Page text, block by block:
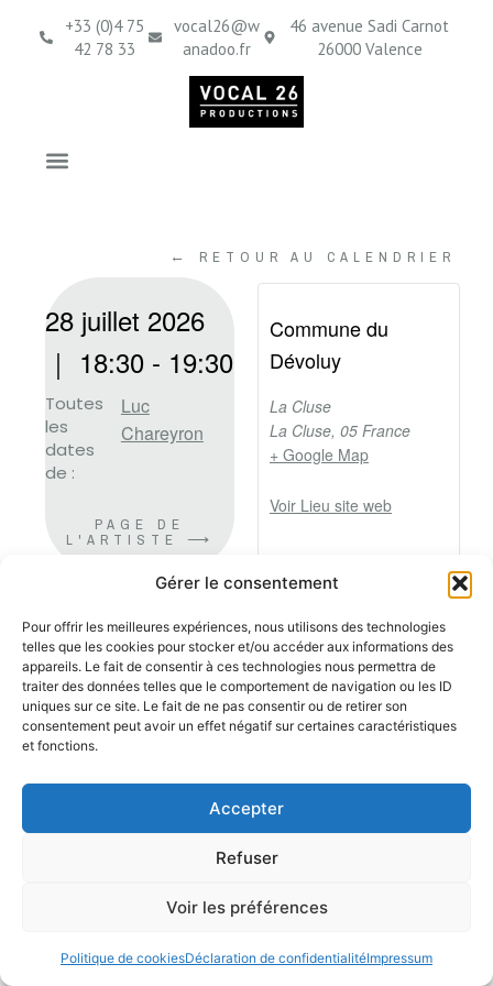
Gérer le consentement
Pour offrir les meilleures expériences, nous utilisons des technologies
telles que les cookies pour stocker et/ou accéder aux informations des
appareils. Le fait de consentir à ces technologies nous permettra de
traiter des données telles que le comportement de navigation ou les ID
uniques sur ce site. Le fait de ne pas consentir ou de retirer son
consentement peut avoir un effet négatif sur certaines caractéristiques
et fonctions.
Accepter
Refuser
Voir les préférences
Politique de cookiesDéclaration de confidentialitéImpressum
+33 (0)4 75
42 78 33
vocal26@w
anadoo.fr
46 avenue Sadi Carnot
26000 Valence
← RETOUR AU CALENDRIER
28 juillet 2026
｜ 18:30 - 19:30
Toutes
les
dates
de :
Luc
Chareyron
PAGE DE
L'ARTISTE ⟶
Commune du
Dévoluy
La Cluse
La Cluse, 05 France
+ Google Map
Voir Lieu site web